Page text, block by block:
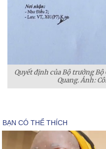
Quyết định của Bộ trưởng
Quang. Ảnh: